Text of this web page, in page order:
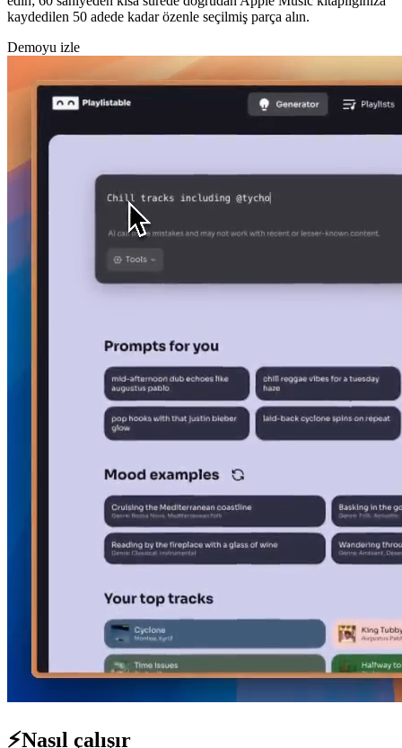
kaydedilen 50 adede kadar özenle seçilmiş parça alın.
Demoyu izle
⚡Nasıl çalışır